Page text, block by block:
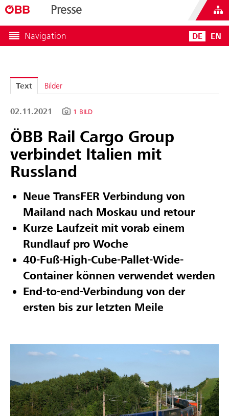
Presse
Navigation DE EN
Text Bilder
02.11.2021 1 BILD
ÖBB Rail Cargo Group
verbindet Italien mit
Russland
Neue TransFER Verbindung von
Mailand nach Moskau und retour
Kurze Laufzeit mit vorab einem
Rundlauf pro Woche
40-Fuß-High-Cube-Pallet-Wide-
Container können verwendet werden
End-to-end-Verbindung von der
ersten bis zur letzten Meile